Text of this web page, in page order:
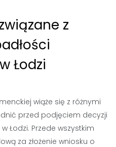
z
Łodzi
wiąże się z różnymi
przed podjęciem decyzji
Łodzi. Przede wszystkim
za złożenie wniosku o